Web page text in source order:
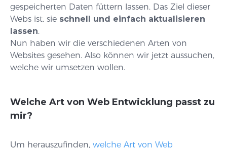
gespeicherten Daten füttern lassen. Das Ziel dieser
Webs ist, sie schnell und einfach aktualisieren
lassen.
Nun haben wir die verschiedenen Arten von
Websites gesehen. Also können wir jetzt aussuchen,
welche wir umsetzen wollen.
Welche Art von Web Entwicklung passt zu
mir?
Um herauszufinden, welche Art von Web